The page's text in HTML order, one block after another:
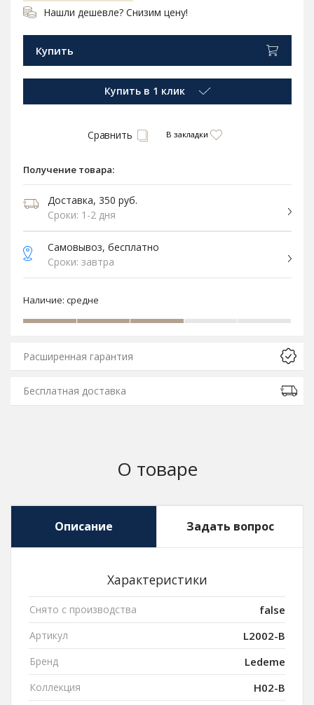
Нашли дешевле? Снизим цену!
Купить
Купить в 1 клик
Сравнить В закладки
Получение товара:
Доставка, 350 руб.
Сроки: 1-2 дня
Самовывоз, бесплатно
Сроки: завтра
Наличие: средне
Расширенная гарантия
Бесплатная доставка
О товаре
Описание Задать вопрос
Характеристики
Снято с производства false
Артикул L2002-B
Бренд Ledeme
Коллекция H02-B